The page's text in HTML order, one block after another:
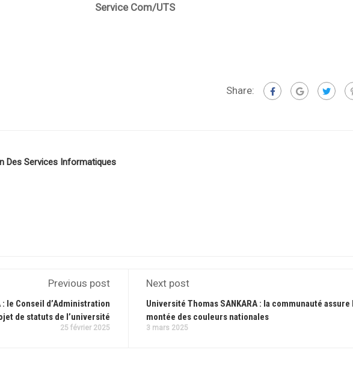
Com/UTS
Share:
Des Services Informatiques
Previous post
le Conseil d’Administration
de statuts de l’université
25 février 2025
Next post
Université Thomas SANKARA : la communauté assure
montée des couleurs nationales
3 mars 2025